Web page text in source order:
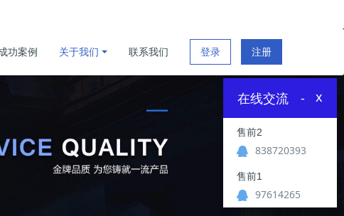
登录 注册
功案例 关于我们 联系我们
在线交流 x
-
售前2
838720393
售前1
97614265